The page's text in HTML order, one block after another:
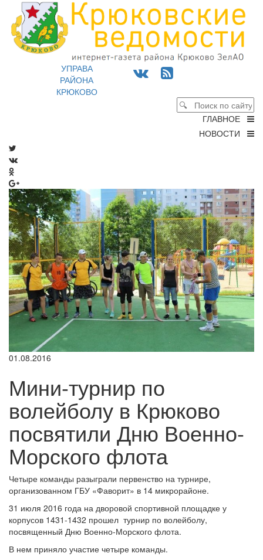
УПРАВА
РАЙОНА
КРЮКОВО
ГЛАВНОЕ
НОВОСТИ
01.08.2016
Мини-турнир по
волейболу в Крюково
посвятили Дню Военно-
Морского флота
Четыре команды разыграли первенство на турнире,
организованном ГБУ «Фаворит» в 14 микрорайоне.
31 июля 2016 года на дворовой спортивной площадке у
корпусов 1431-1432 прошел турнир по волейболу,
посвященный Дню Военно-Морского флота.
В нем приняло участие четыре команды.